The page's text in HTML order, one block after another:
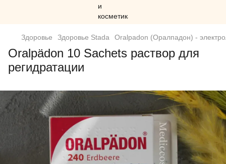
Здоровье Здоровье Stada Oralpadon (Оралпадон) -
Oralpädon 10 Sachets раствор для
регидратации